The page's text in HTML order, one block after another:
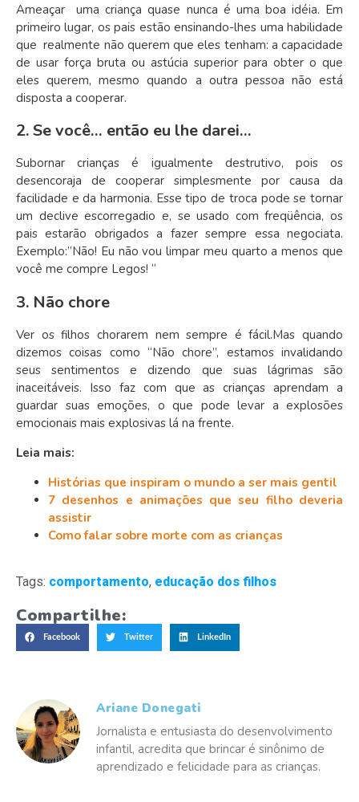
Ameaçar uma criança quase nunca é uma boa idéia. Em
primeiro lugar, os pais estão ensinando-lhes uma habilidade
que realmente não querem que eles tenham: a capacidade
de usar força bruta ou astúcia superior para obter o que
eles querem, mesmo quando a outra pessoa não está
disposta a cooperar.
2. Se você… então eu lhe darei…
Subornar crianças é igualmente destrutivo, pois os
desencoraja de cooperar simplesmente por causa da
facilidade e da harmonia. Esse tipo de troca pode se tornar
um declive escorregadio e, se usado com freqüência, os
pais estarão obrigados a fazer sempre essa negociata.
Exemplo:”Não! Eu não vou limpar meu quarto a menos que
você me compre Legos! “
3. Não chore
Ver os filhos chorarem nem sempre é fácil.Mas quando
dizemos coisas como “Não chore”, estamos invalidando
seus sentimentos e dizendo que suas lágrimas são
inaceitáveis. Isso faz com que as crianças aprendam a
guardar suas emoções, o que pode levar a explosões
emocionais mais explosivas lá na frente.
Leia mais:
Histórias que inspiram o mundo a ser mais gentil
7 desenhos e animações que seu filho deveria
assistir
Como falar sobre morte com as crianças
Tags: comportamento, educação dos filhos
Compartilhe:
Facebook Twitter LinkedIn
Ariane Donegati
Jornalista e entusiasta do desenvolvimento
infantil, acredita que brincar é sinônimo de
aprendizado e felicidade para as crianças.